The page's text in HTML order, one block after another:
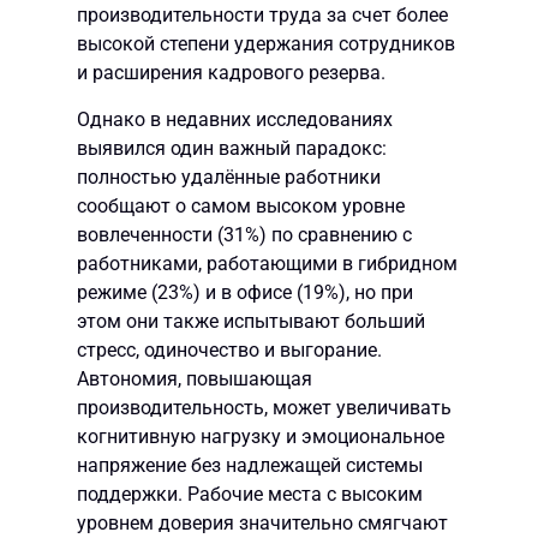
производительности труда за счет более
высокой степени удержания сотрудников
и расширения кадрового резерва.
Однако в недавних исследованиях
выявился один важный парадокс:
полностью удалённые работники
сообщают о самом высоком уровне
вовлеченности (31%) по сравнению с
работниками, работающими в гибридном
режиме (23%) и в офисе (19%), но при
этом они также испытывают больший
стресс, одиночество и выгорание.
Автономия, повышающая
производительность, может увеличивать
когнитивную нагрузку и эмоциональное
напряжение без надлежащей системы
поддержки. Рабочие места с высоким
уровнем доверия значительно смягчают